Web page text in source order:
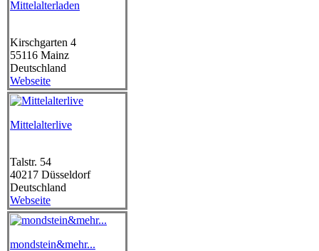
Mittelalterladen
Kirschgarten 4
55116 Mainz
Deutschland
Webseite
Mittelalterlive
Talstr. 54
40217 Düsseldorf
Deutschland
Webseite
mondstein&mehr...